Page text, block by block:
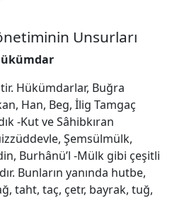
Unsurları
Hükümdarlar, Buğra
Han, Beg, İlig Tamgaç
-Kut ve Sâhibkıran
Şemsülmülk,
Burhânü’l -Mülk gibi çeşitli
Bunların yanında hutbe,
taht, taç, çetr, bayrak, tuğ,